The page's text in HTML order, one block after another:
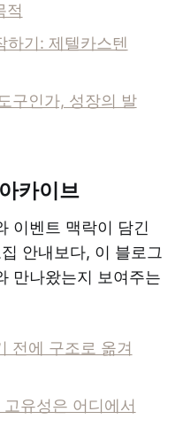
적
하기: 제텔카스텐
구인가, 성장의 발
카이브
이벤트 맥락이 담긴
안내보다, 이 블로그
만나왔는지 보여주는
전에 구조로 옮겨
유성은 어디에서